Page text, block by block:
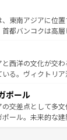
に包まれながら、韓
わってみ
照してほしい。
発展と共に伝統が息
ン市のフランス統
している。また、
ォーやバインミー
で味わいたい。ど
者を迎えてくれる
ほしい。
、東南アジアに位
首都バンコクは高
交差している。北
然と触れ合い、南
チでリゾート気分
。気候は一年中温暖
ている。親しみや
、そして多様な観
と西洋の文化が交
いる。ヴィクトリ
こを訪れても感動す
、効率よく見どこ
景から文化的な体
ポール
の交差点として多
ポール。未来的な